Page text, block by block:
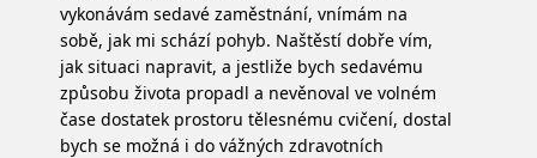
vykonávám sedavé zaměstnání, vnímám na
sobě, jak mi schází pohyb. Naštěstí dobře vím,
jak situaci napravit, a jestliže bych sedavému
způsobu života propadl a nevěnoval ve volném
čase dostatek prostoru tělesnému cvičení, dostal
bych se možná i do vážných zdravotních